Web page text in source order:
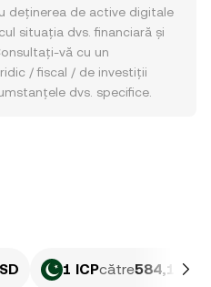
deținerea de active digitale
situația dvs. financiară și
vă cu un
/ fiscal / de investiții
dvs. specifice.
1 ICPcătre584,1 PKR